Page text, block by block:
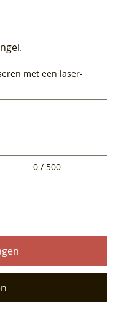
met een laser-
0 / 500